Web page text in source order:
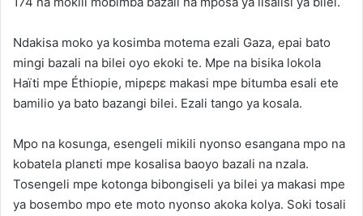
Ndakisa moko ya kosimba motema ezali Gaza, epai bato
mingi bazali na bilei oyo ekoki te. Mpe na bisika lokola
Haïti mpe Éthiopie, mipɛpɛ makasi mpe bitumba esali ete
bamilio ya bato bazangi bilei. Ezali tango ya kosala.
Mpo na kosunga, esengeli mikili nyonso esangana mpo na
kobatela planɛti mpe kosalisa baoyo bazali na nzala.
Tosengeli mpe kotonga bibongiseli ya bilei ya makasi mpe
ya bosembo mpo ete moto nyonso akoka kolya. Soki tosali